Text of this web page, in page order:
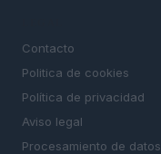
Contacto
Politica de cookies
Política de privacidad
Aviso legal
Procesamiento de datos